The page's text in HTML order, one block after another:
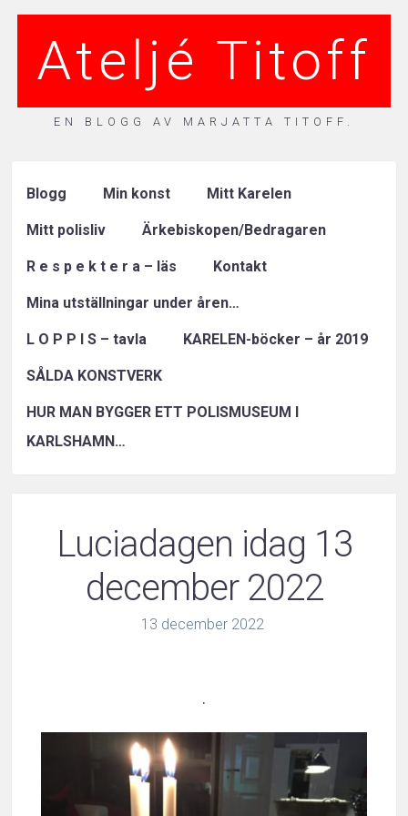
Ateljé Titoff
EN BLOGG AV MARJATTA TITOFF.
Blogg Min konst Mitt Karelen
Mitt polisliv Ärkebiskopen/Bedragaren
R e s p e k t e r a – läs Kontakt
Mina utställningar under åren…
L O P P I S – tavla KARELEN-böcker – år 2019
SÅLDA KONSTVERK
HUR MAN BYGGER ETT POLISMUSEUM I
KARLSHAMN…
Luciadagen idag 13
december 2022
13 december 2022
.